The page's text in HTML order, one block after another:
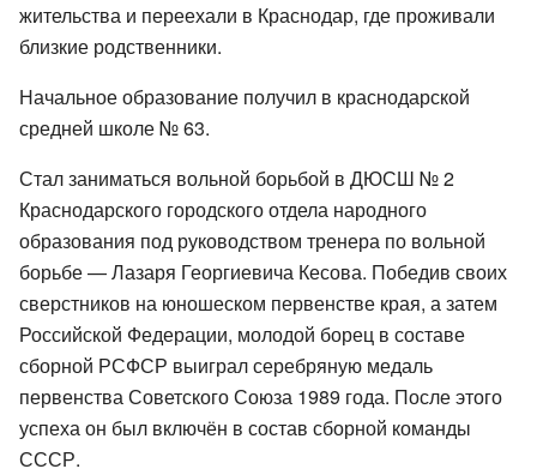
жительства и переехали в Краснодар, где проживали
близкие родственники.
Начальное образование получил в краснодарской
средней школе № 63.
Стал заниматься вольной борьбой в ДЮСШ № 2
Краснодарского городского отдела народного
образования под руководством тренера по вольной
борьбе — Лазаря Георгиевича Кесова. Победив своих
сверстников на юношеском первенстве края, а затем
Российской Федерации, молодой борец в составе
сборной РСФСР выиграл серебряную медаль
первенства Советского Союза 1989 года. После этого
успеха он был включён в состав сборной команды
СССР.